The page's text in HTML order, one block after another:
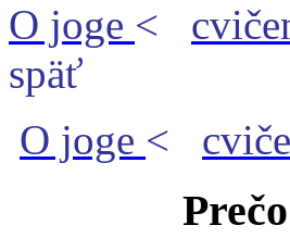
O joge <
späť
O joge <